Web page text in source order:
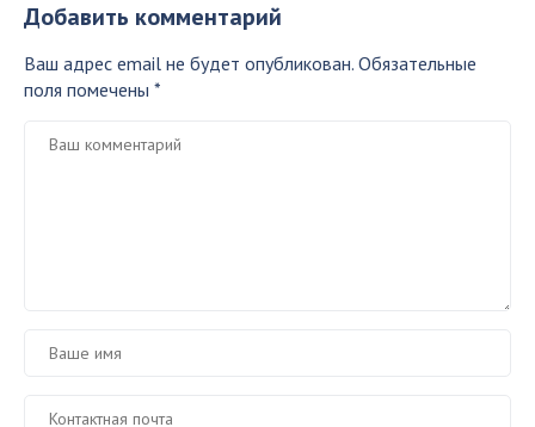
Добавить комментарий
Ваш адрес email не будет опубликован. Обязательные
поля помечены *